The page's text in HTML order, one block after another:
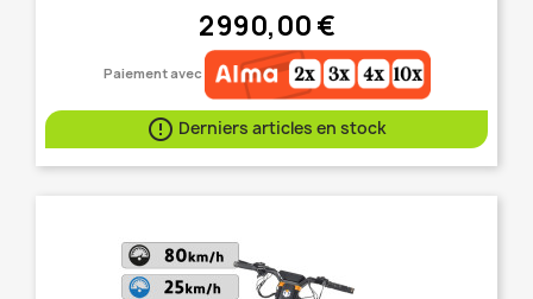
2 990,00 €
Paiement avec
 Derniers articles en stock